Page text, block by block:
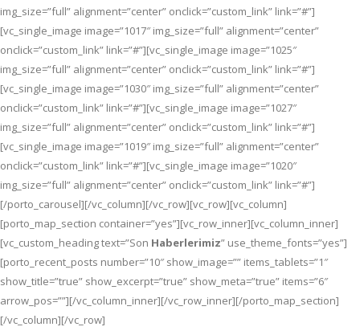
img_size=”full” alignment=”center” onclick=”custom_link” link=”#”]
[vc_single_image image=”1017″ img_size=”full” alignment=”center”
onclick=”custom_link” link=”#”][vc_single_image image=”1025″
img_size=”full” alignment=”center” onclick=”custom_link” link=”#”]
[vc_single_image image=”1030″ img_size=”full” alignment=”center”
onclick=”custom_link” link=”#”][vc_single_image image=”1027″
img_size=”full” alignment=”center” onclick=”custom_link” link=”#”]
[vc_single_image image=”1019″ img_size=”full” alignment=”center”
onclick=”custom_link” link=”#”][vc_single_image image=”1020″
img_size=”full” alignment=”center” onclick=”custom_link” link=”#”]
[/porto_carousel][/vc_column][/vc_row][vc_row][vc_column]
[porto_map_section container=”yes”][vc_row_inner][vc_column_inner]
[vc_custom_heading text=”Son Haberlerimiz” use_theme_fonts=”yes”]
[porto_recent_posts number=”10″ show_image=”” items_tablets=”1″
show_title=”true” show_excerpt=”true” show_meta=”true” items=”6″
arrow_pos=””][/vc_column_inner][/vc_row_inner][/porto_map_section]
[/vc_column][/vc_row]